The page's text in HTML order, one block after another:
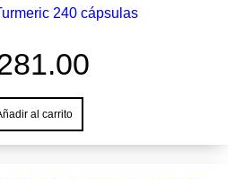
240 cápsulas
al carrito